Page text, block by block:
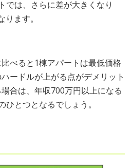
では、さらに差が大きくなり
ます。
べると1棟アパートは最低価格
ードルが上がる点がデメリット
合は、年収700万円以上になる
とつとなるでしょう。